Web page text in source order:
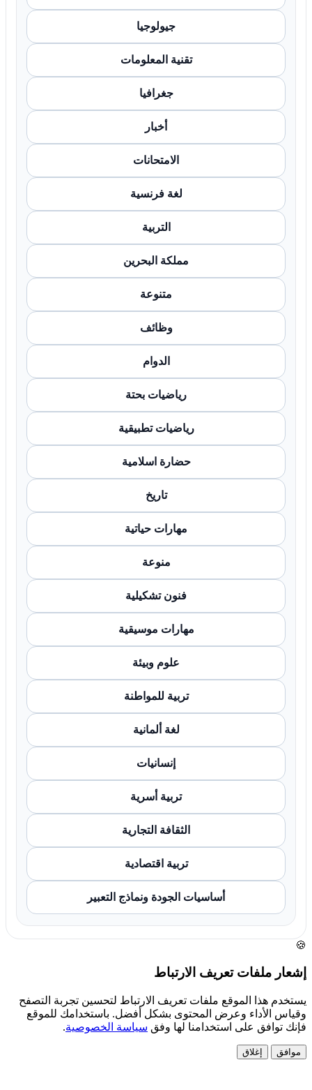
جيولوجيا
تقنية المعلومات
جغرافيا
أخبار
الامتحانات
لغة فرنسية
التربية
مملكة البحرين
متنوعة
وظائف
الدوام
رياضيات بحتة
رياضيات تطبيقية
حضارة اسلامية
تاريخ
مهارات حياتية
منوعة
فنون تشكيلية
مهارات موسيقية
علوم وبيئة
تربية للمواطنة
لغة ألمانية
إنسانيات
تربية أسرية
الثقافة التجارية
تربية اقتصادية
أساسيات الجودة ونماذج التعبير
🍪
إشعار ملفات تعريف الارتباط
يستخدم هذا الموقع ملفات تعريف الارتباط لتحسين تجربة التصفح
وقياس الأداء وعرض المحتوى بشكل أفضل. باستخدامك للموقع
فإنك توافق على استخدامنا لها وفق سياسة الخصوصية.
موافق إغلاق